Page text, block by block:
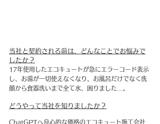
当社と契約される前は、どんなことでお悩みで
したか？
17年使用したエコキュートが急にエラーコード表示
し、お湯が一切使えなくなり、お風呂だけでなく洗
顔から食器洗いまで全て水、困りました…。
どうやって当社を知りましたか？
ChatGPTへ良心的な価格のエコキュート施工会社